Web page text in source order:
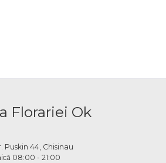
Florariei Ok
Puskin 44, Chisinau
08:00 - 21:00